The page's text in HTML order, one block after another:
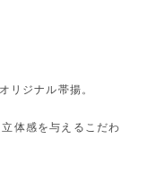
リジナル帯揚。
体感を与えるこだわ